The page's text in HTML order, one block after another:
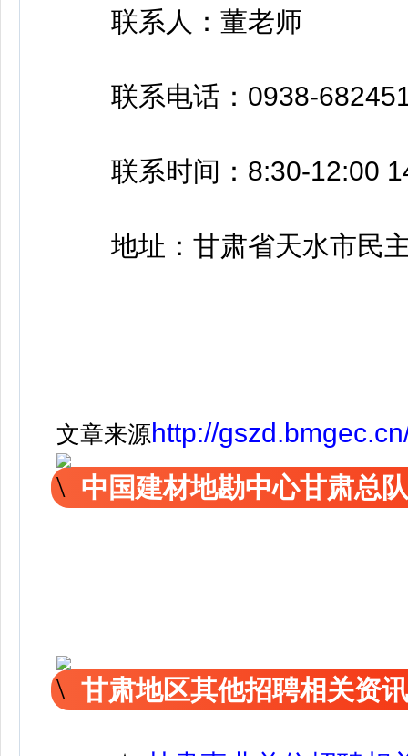
联系人：董老师
联系电话：0938-
联系时间：8:30-12:00
地址：甘肃省天水市民主
文章来源http://
中国建材地勘中心甘肃总
甘肃地区其他招聘相关资